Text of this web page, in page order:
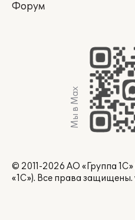
Форум
Мы в Max
© 2011-2026 АО «Группа
«1С»). Все права защищены.